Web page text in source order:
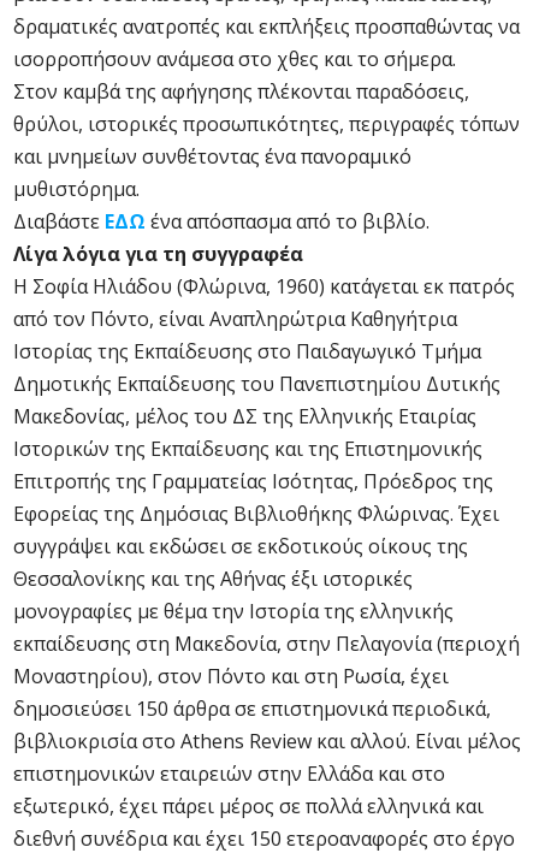
δραματικές ανατροπές και εκπλήξεις προσπαθώντας να
ισορροπήσουν ανάμεσα στο χθες και το σήμερα.
Στον καμβά της αφήγησης πλέκονται παραδόσεις,
θρύλοι, ιστορικές προσωπικότητες, περιγραφές τόπων
και μνημείων συνθέτοντας ένα πανοραμικό
μυθιστόρημα.
Διαβάστε ΕΔΩ ένα απόσπασμα από το βιβλίο.
Λίγα λόγια για τη συγγραφέα
Η Σοφία Ηλιάδου (Φλώρινα, 1960) κατάγεται εκ πατρός
από τον Πόντο, είναι Αναπληρώτρια Καθηγήτρια
Ιστορίας της Εκπαίδευσης στο Παιδαγωγικό Τμήμα
Δημοτικής Εκπαίδευσης του Πανεπιστημίου Δυτικής
Μακεδονίας, μέλος του ΔΣ της Ελληνικής Εταιρίας
Ιστορικών της Εκπαίδευσης και της Επιστημονικής
Επιτροπής της Γραμματείας Ισότητας, Πρόεδρος της
Εφορείας της Δημόσιας Βιβλιοθήκης Φλώρινας. Έχει
συγγράψει και εκδώσει σε εκδοτικούς οίκους της
Θεσσαλονίκης και της Αθήνας έξι ιστορικές
μονογραφίες με θέμα την Ιστορία της ελληνικής
εκπαίδευσης στη Μακεδονία, στην Πελαγονία (περιοχή
Μοναστηρίου), στον Πόντο και στη Ρωσία, έχει
δημοσιεύσει 150 άρθρα σε επιστημονικά περιοδικά,
βιβλιοκρισία στο Athens Review και αλλού. Είναι μέλος
επιστημονικών εταιρειών στην Ελλάδα και στο
εξωτερικό, έχει πάρει μέρος σε πολλά ελληνικά και
διεθνή συνέδρια και έχει 150 ετεροαναφορές στο έργο